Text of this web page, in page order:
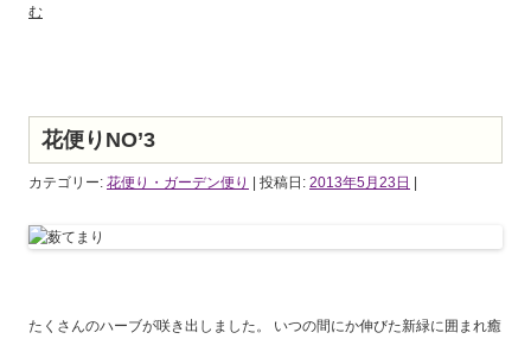
む
花便りNO’3
カテゴリー: 花便り・ガーデン便り | 投稿日: 2013年5月23日
たくさんのハーブが咲き出しました。 いつの間にか伸びた新緑に囲まれ癒